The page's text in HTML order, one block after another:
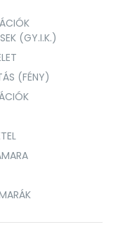
(GY.I.K.)
(FÉNY)